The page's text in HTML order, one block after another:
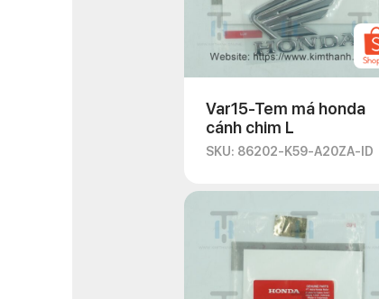
Var15-Tem má honda
cánh chim L
SKU: 86202-K59-A20ZA-ID